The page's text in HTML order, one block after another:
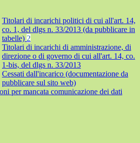
Titolari di incarichi politici di cui all'art. 14,
co. 1, del dlgs n. 33/2013 (da pubblicare in
tabelle) 2
Titolari di incarichi di amministrazione, di
direzione o di governo di cui all'art. 14, co.
1-bis, del dlgs n. 33/2013
Cessati dall'incarico (documentazione da
pubblicare sul sito web)
per mancata comunicazione dei dati